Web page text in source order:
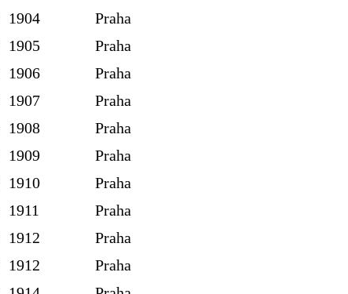
1904
Praha
1905
Praha
1906
Praha
1907
Praha
1908
Praha
1909
Praha
1910
Praha
1911
Praha
1912
Praha
1912
Praha